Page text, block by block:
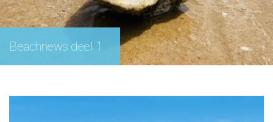
Beachnews deel 1